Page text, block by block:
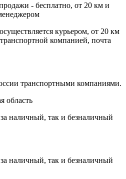
- бесплатно, от 20 км и
курьером, от 20 км
компанией, почта
транспортными компаниями.
область
наличный, так и безналичный
наличный, так и безналичный